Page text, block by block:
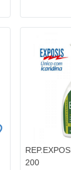
200